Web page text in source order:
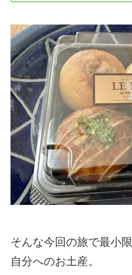
そんな今回の旅で最小
自分へのお土産。